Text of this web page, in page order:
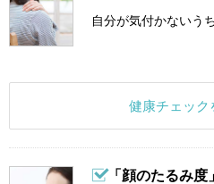
自分が気付かないう
健康チェック
「顔のたるみ度